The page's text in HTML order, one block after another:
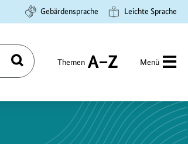
Gebärdensprache Leichte Sprache
Suchen Themen
A
Menü